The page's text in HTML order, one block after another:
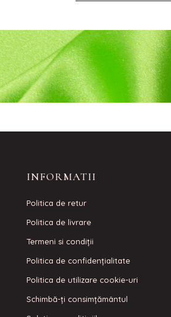
INFORMATII
Politica de retur
Politica de livrare
Termeni si condiţii
Politica de confidenţialitate
Politica de utilizare cookie-uri
Schimbă-ți consimțământul